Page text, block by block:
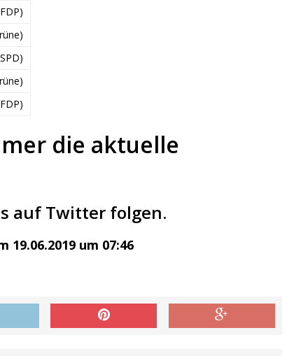
die aktuelle
auf Twitter folgen.
um 07:46